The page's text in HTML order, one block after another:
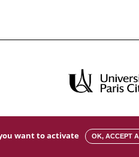
want to activate OK, ACCEPT